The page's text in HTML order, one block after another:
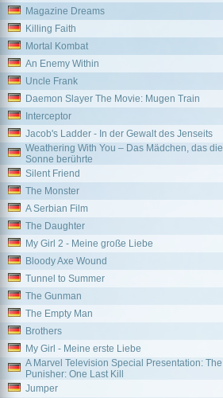
Magazine Dreams
Killing Faith
Mortal Kombat
An Enemy Within
Uncle Frank
Daemon Slayer The Movie: Mugen Train
Interceptor
Jacob's Ladder - In der Gewalt des Jenseits
Weathering With You – Das Mädchen, das die
Sonne berührte
Silent Friend
The Monster
A Serbian Film
The Daughter
My Girl 2 - Meine große Liebe
Bloody Axe Wound
Tunnel to Summer
The Gunman
The Empty Man
Brothers
My Girl - Meine erste Liebe
A Marvel Television Special Presentation: The
Punisher: One Last Kill
Jumper